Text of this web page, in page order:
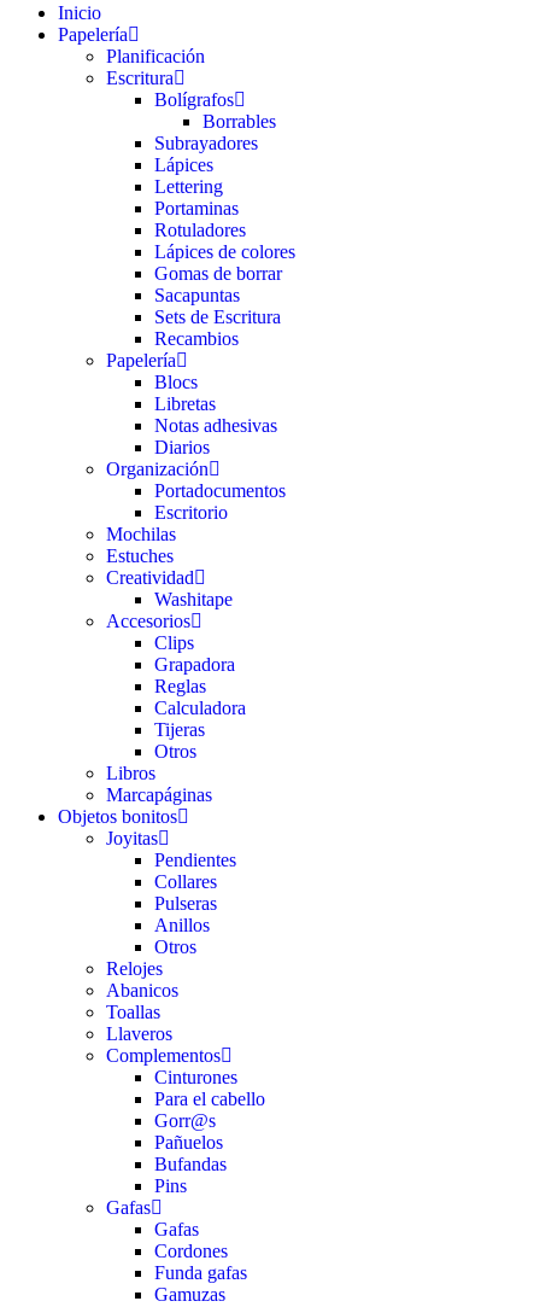
Inicio
Papelería
Planificación
Escritura
Bolígrafos
Borrables
Subrayadores
Lápices
Lettering
Portaminas
Rotuladores
Lápices de colores
Gomas de borrar
Sacapuntas
Sets de Escritura
Recambios
Papelería
Blocs
Libretas
Notas adhesivas
Diarios
Organización
Portadocumentos
Escritorio
Mochilas
Estuches
Creatividad
Washitape
Accesorios
Clips
Grapadora
Reglas
Calculadora
Tijeras
Otros
Libros
Marcapáginas
Objetos bonitos
Joyitas
Pendientes
Collares
Pulseras
Anillos
Otros
Relojes
Abanicos
Toallas
Llaveros
Complementos
Cinturones
Para el cabello
Gorr@s
Pañuelos
Bufandas
Pins
Gafas
Gafas
Cordones
Funda gafas
Gamuzas